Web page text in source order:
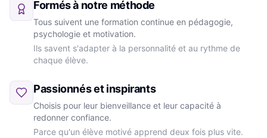
Formés à notre méthode
Tous suivent une formation continue en pédagogie,
psychologie et motivation.
Ils savent s'adapter à la personnalité et au rythme de
chaque élève.
Passionnés et inspirants
Choisis pour leur bienveillance et leur capacité à
redonner confiance.
Parce qu'un élève motivé apprend deux fois plus vite.